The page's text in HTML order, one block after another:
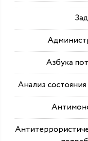
Азбука
Анализ